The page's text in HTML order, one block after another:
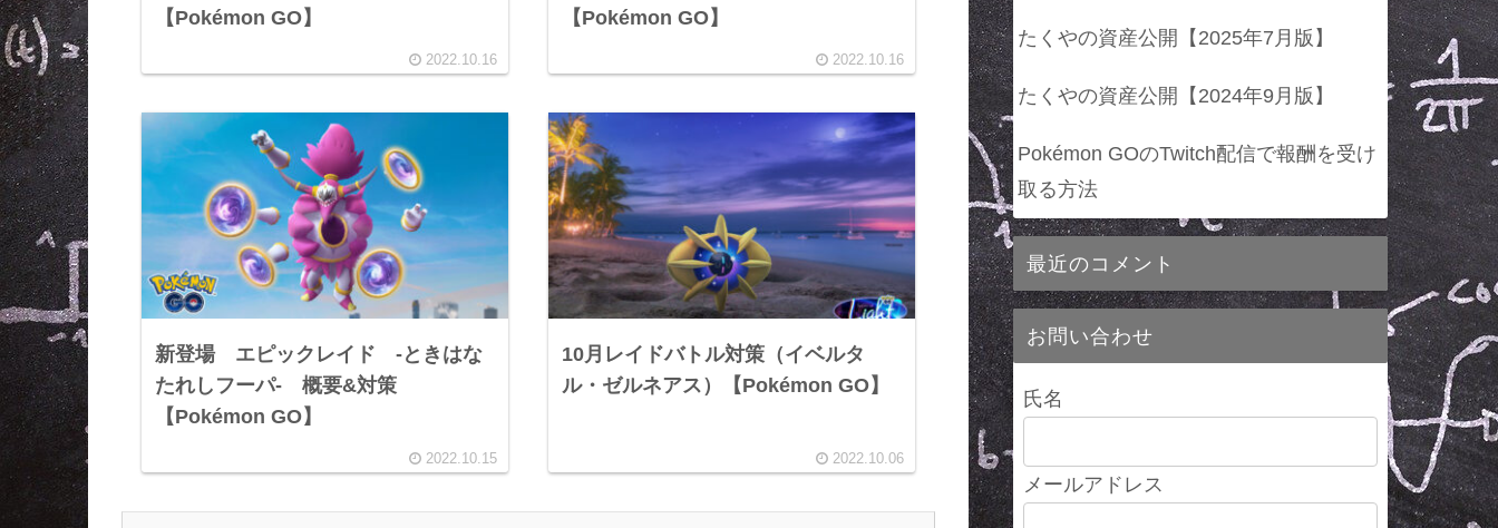
【Pokémon GO】
2022.10.16
【Pokémon GO】
2022.10.16
新登場 エピックレイド ‐ときはな
たれしフーパ‐ 概要&対策
【Pokémon GO】
2022.10.15
10月レイドバトル対策（イベルタ
ル・ゼルネアス）【Pokémon GO】
2022.10.06
たくやの資産公開【2025年7月版】
たくやの資産公開【2024年9月版】
Pokémon GOのTwitch配信で報酬を受け
取る方法
最近のコメント
お問い合わせ
氏名
メールアドレス